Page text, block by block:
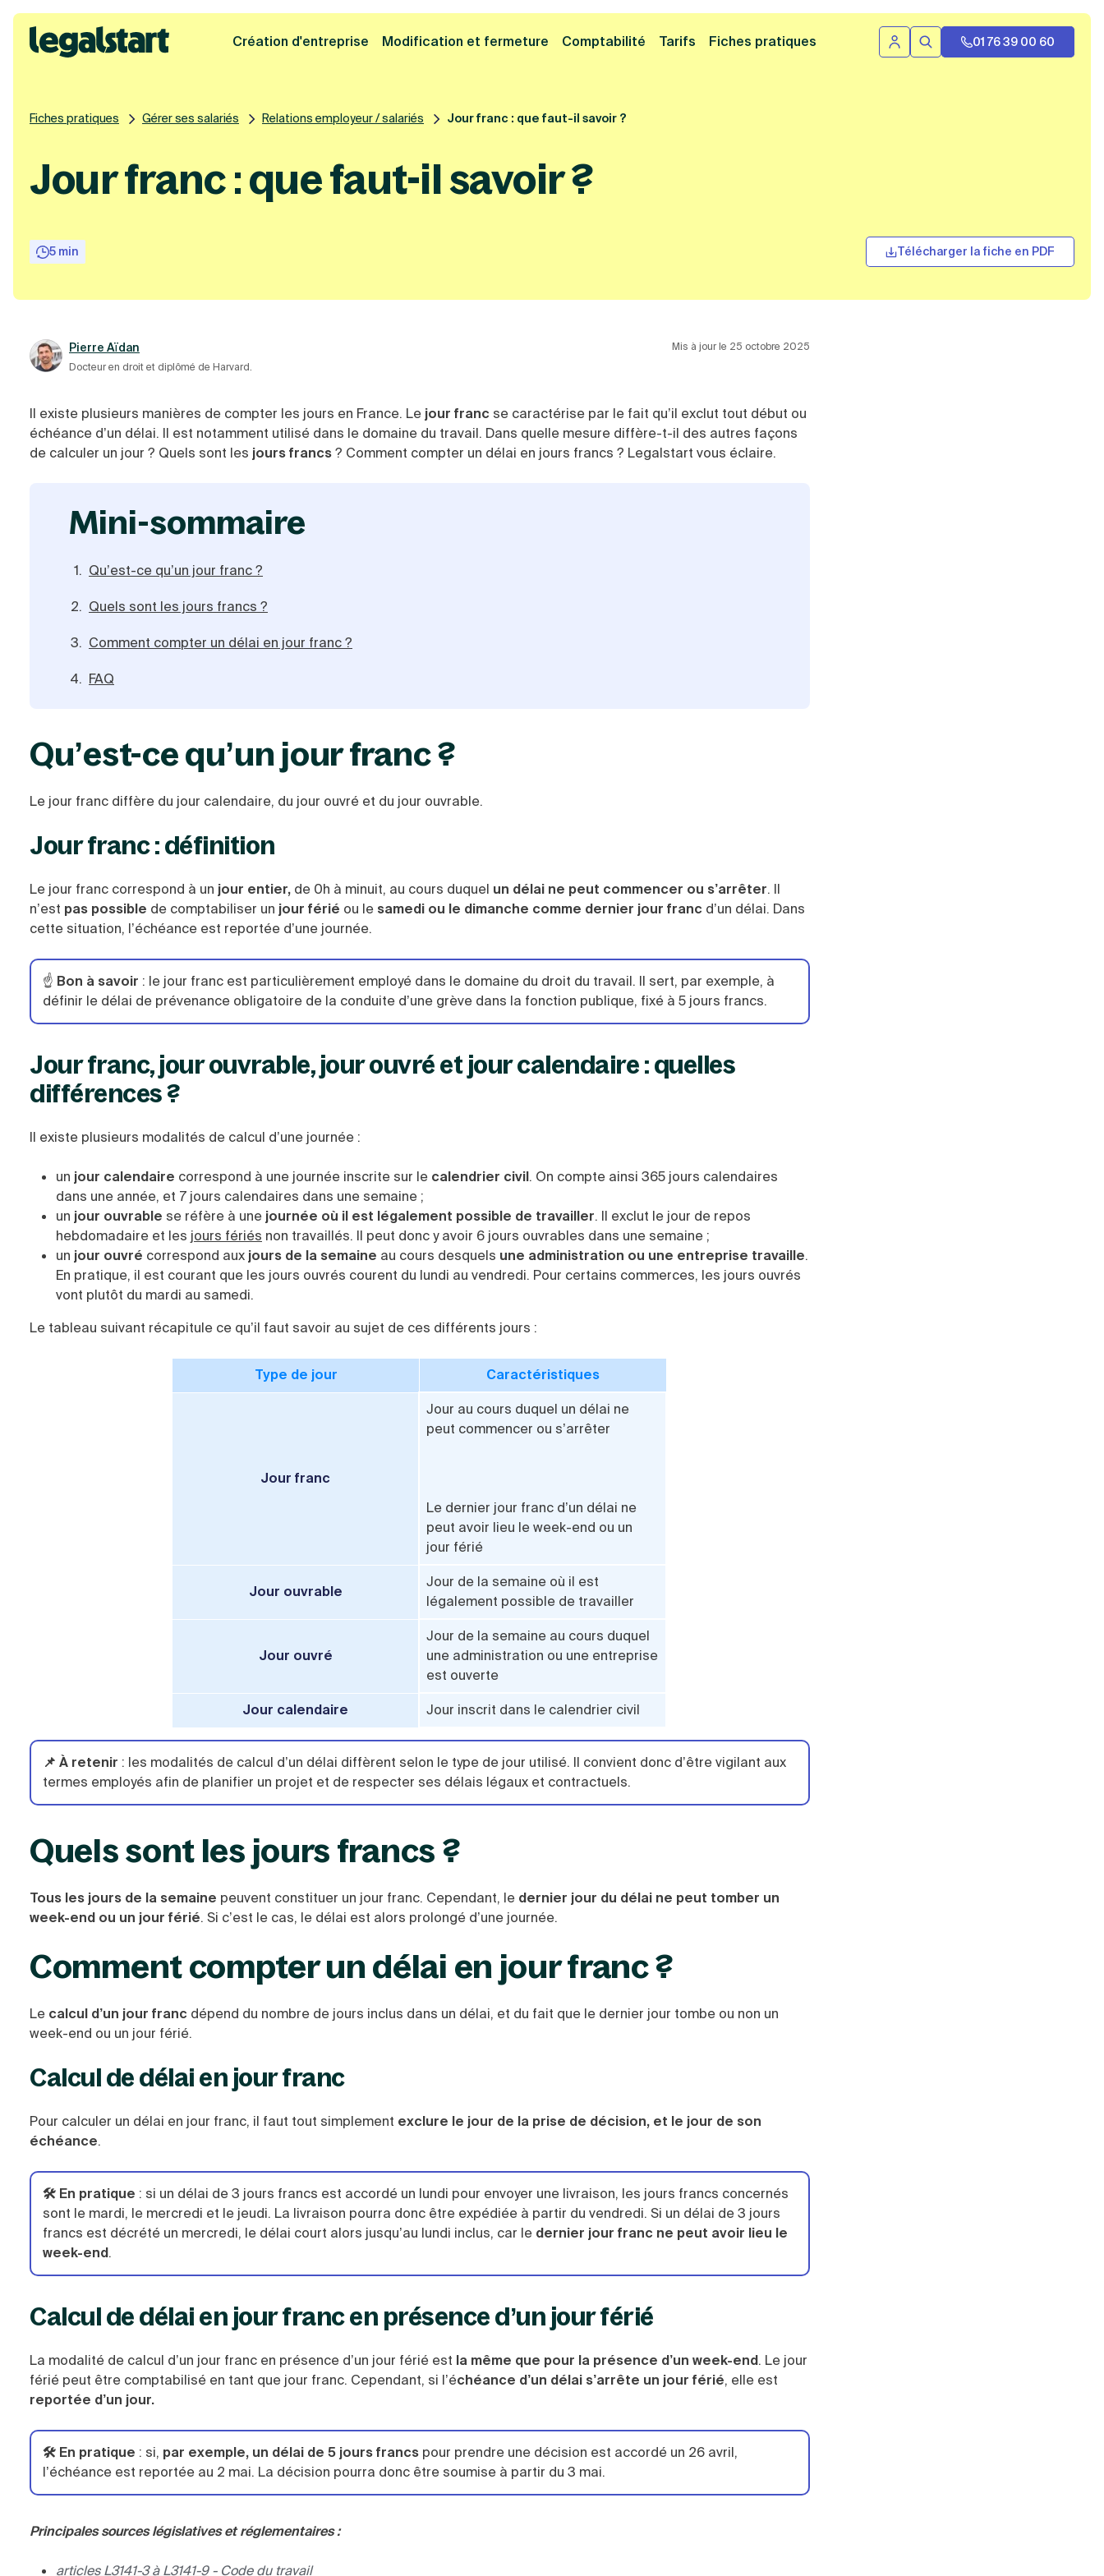
Cliquez ici pour reprendre votre démarche Fermer la bannière
Legalstart
Création d'entreprise Modification et fermeture Comptabilité Tarifs Fiches pratiques Se connecter
Rechercher01 76 39 00 60
Fiches pratiques Gérer ses salariés Relations employeur / salariés Jour franc : que faut-il savoir ?
Jour franc : que faut-il savoir ?
5 min Télécharger la fiche en PDF
Pierre Aïdan
Docteur en droit et diplômé de Harvard.
Mis à jour le 25 octobre 2025
Il existe plusieurs manières de compter les jours en France. Le jour franc se caractérise par le fait qu’il exclut tout début ou
échéance d’un délai. Il est notamment utilisé dans le domaine du travail. Dans quelle mesure diffère-t-il des autres façons
de calculer un jour ? Quels sont les jours francs? Comment compter un délai en jours francs ? Legalstart vous éclaire.
mini-sommaire
Qu’est-ce qu’un jour franc ?
Quels sont les jours francs ?
Comment compter un délai en jour franc ?
FAQ
Qu’est-ce qu’un jour franc ?
Le jour franc diffère du jour calendaire, du jour ouvré et du jour ouvrable.
Jour franc : définition
Le jour franc correspond à un jour entier, de 0h à minuit, au cours duquel un délai ne peut commencer ou s’arrêter. Il
n’est pas possible de comptabiliser un jour férié ou le samedi ou le dimanche comme dernier jour franc d’un délai. Dans
cette situation, l’échéance est reportée d’une journée.
☝️ Bon à savoir : le jour franc est particulièrement employé dans le domaine du droit du travail. Il sert, par exemple, à
définir le délai de prévenance obligatoire de la conduite d’une grève dans la fonction publique, fixé à 5 jours francs.
Jour franc, jour ouvrable, jour ouvré et jour calendaire : quelles
différences ?
Il existe plusieurs modalités de calcul d’une journée :
un jour calendaire correspond à une journée inscrite sur le calendrier civil. On compte ainsi 365 jours calendaires
dans une année, et 7 jours calendaires dans une semaine ;
un jour ouvrable se réfère à une journée où il est légalement possible de travailler. Il exclut le jour de repos
hebdomadaire et les jours fériés non travaillés. Il peut donc y avoir 6 jours ouvrables dans une semaine ;
un jour ouvré correspond aux jours de la semaine au cours desquels une administration ou une entreprise travaille.
En pratique, il est courant que les jours ouvrés courent du lundi au vendredi. Pour certains commerces, les jours ouvrés
vont plutôt du mardi au samedi.
Le tableau suivant récapitule ce qu’il faut savoir au sujet de ces différents jours :
Type de jour Caractéristiques
Jour franc
Jour au cours duquel un délai ne
peut commencer ou s’arrêter
Le dernier jour franc d’un délai ne
peut avoir lieu le week-end ou un
jour férié
Jour ouvrable
Jour de la semaine où il est
légalement possible de travailler
Jour ouvré
Jour de la semaine au cours duquel
une administration ou une entreprise
est ouverte
Jour calendaire
Jour inscrit dans le calendrier civil
📌 À retenir : les modalités de calcul d’un délai diffèrent selon le type de jour utilisé. Il convient donc d’être vigilant aux
termes employés afin de planifier un projet et de respecter ses délais légaux et contractuels.
Quels sont les jours francs ?
Tous les jours de la semaine peuvent constituer un jour franc. Cependant, le dernier jour du délai ne peut tomber un
week-end ou un jour férié. Si c’est le cas, le délai est alors prolongé d’une journée.
Comment compter un délai en jour franc ?
Le calcul d’un jour franc dépend du nombre de jours inclus dans un délai, et du fait que le dernier jour tombe ou non un
week-end ou un jour férié.
Calcul de délai en jour franc
Pour calculer un délai en jour franc, il faut tout simplement exclure le jour de la prise de décision, et le jour de son
échéance.
🛠️ En pratique : si un délai de 3 jours francs est accordé un lundi pour envoyer une livraison, les jours francs concernés
sont le mardi, le mercredi et le jeudi. La livraison pourra donc être expédiée à partir du vendredi. Si un délai de 3 jours
francs est décrété un mercredi, le délai court alors jusqu’au lundi inclus, car le dernier jour franc ne peut avoir lieu le
week-end.
Calcul de délai en jour franc en présence d’un jour férié
La modalité de calcul d’un jour franc en présence d’un jour férié est la même que pour la présence d’un week-end. Le jour
férié peut être comptabilisé en tant que jour franc. Cependant, si l’échéance d’un délai s’arrête un jour férié, elle est
reportée d’un jour.
🛠️ En pratique : si, par exemple, un délai de 5 jours francs pour prendre une décision est accordé un 26 avril,
l’échéance est reportée au 2 mai. La décision pourra donc être soumise à partir du 3 mai.
Principales sources législatives et réglementaires :
articles L3141-3 à L3141-9- Code du travail